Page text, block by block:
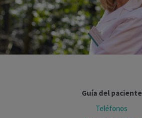
Guía del paciente
Teléfonos